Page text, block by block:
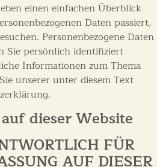
einen einfachen Überblick
Daten passiert,
Personenbezogene Daten
Sie persönlich identifiziert
Informationen zum Thema
unserer unter diesem Text
dieser Website
FÜR
AUF DIESER